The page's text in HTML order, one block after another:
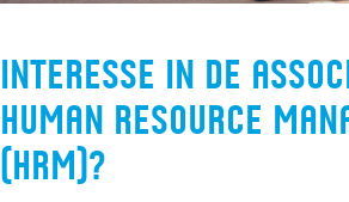
Interesse in de
Human Resource
(HRM)?